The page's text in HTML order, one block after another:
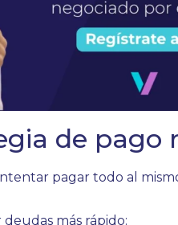
de pago
pagar todo al
más rápido: